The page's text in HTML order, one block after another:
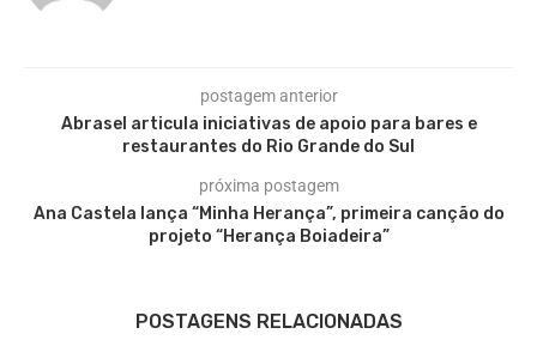
postagem anterior
Abrasel articula iniciativas de apoio para bares e
restaurantes do Rio Grande do Sul
próxima postagem
Ana Castela lança “Minha Herança”, primeira canção do
projeto “Herança Boiadeira”
POSTAGENS RELACIONADAS